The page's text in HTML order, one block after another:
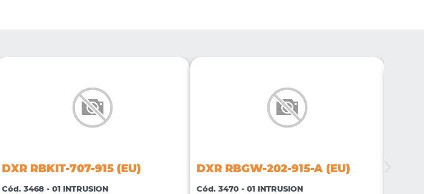
DXR RBKIT-707-915 (EU)
Cód. 3468 - 01 INTRUSION
DXR RBGW-202-915-A (EU)
Cód. 3470 - 01 INTRUSION